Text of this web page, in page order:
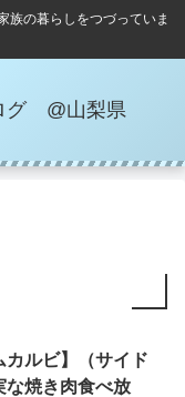
族の暮らしをつづっていま
グ @山梨県
カルビ】（サイド
な焼き肉食べ放